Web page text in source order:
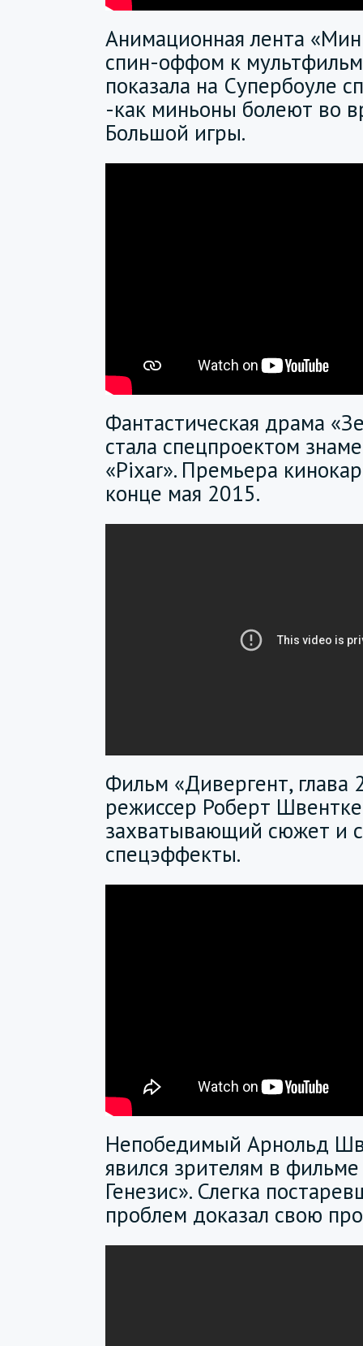
Анимационная лента
спин-оффом к
показала на Супербоуле
-как миньоны болеют во
Большой игры.
Фантастическая драма
стала спецпроектом
«Pixar». Премьера
конце мая 2015.
Фильм «Дивергент, глава
режиссер Роберт
захватывающий сюжет и
спецэффекты.
Непобедимый Арнольд
явился зрителям в
Генезис». Слегка
проблем доказал свою